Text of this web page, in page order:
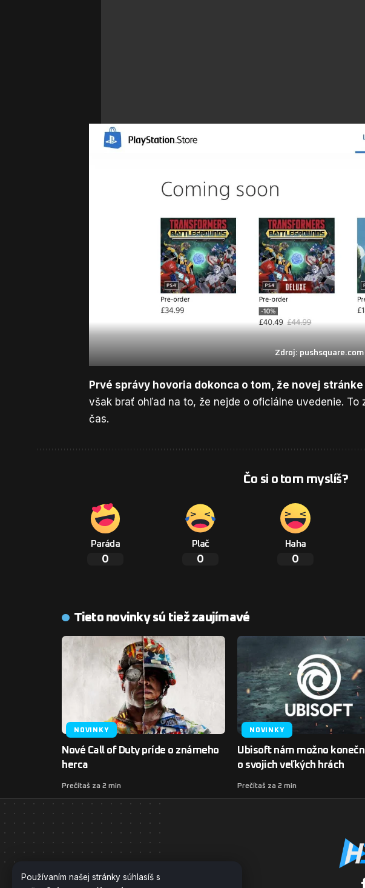
Používaním našej stránky súhlasíš s
Zdroj: pushsquare.com
Prvé správy hovoria dokonca o tom, že novej
však brať ohľad na to, že nejde o oficiálne uvedenie. To
čas.
Čo si o tom myslíš?
Paráda
0
Plač
0
Haha
0
Tieto novinky sú tiež zaujímavé
NOVINKY
Nové Call of Duty príde o známeho
herca
Prečítaš za 2 min
NOVINKY
Ubisoft nám možno
o svojich veľkých hrách
Prečítaš za 2 min